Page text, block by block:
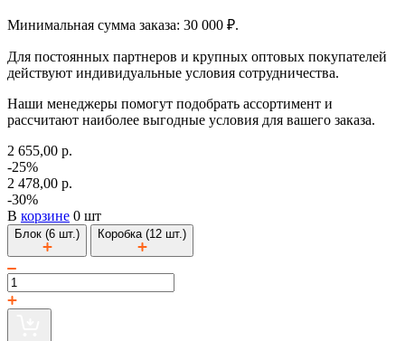
Минимальная сумма заказа: 30 000 ₽.
Для постоянных партнеров и крупных оптовых покупателей
действуют индивидуальные условия сотрудничества.
Наши менеджеры помогут подобрать ассортимент и
рассчитают наиболее выгодные условия для вашего заказа.
2 655,00 р.
-25%
2 478,00 р.
-30%
В корзине 0 шт
Блок (6 шт.) Коробка (12 шт.)